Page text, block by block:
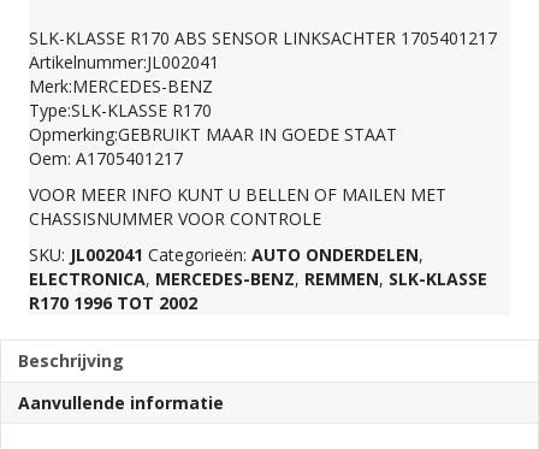
R170
ABS
SENSOR
LINKSACHTER
1705401217
aantal
SLK-KLASSE R170 ABS SENSOR LINKSACHTER 1705401217
Artikelnummer:JL002041
Merk:MERCEDES-BENZ
Type:SLK-KLASSE R170
Opmerking:GEBRUIKT MAAR IN GOEDE STAAT
Oem: A1705401217
VOOR MEER INFO KUNT U BELLEN OF MAILEN MET
CHASSISNUMMER VOOR CONTROLE
SKU: JL002041 Categorieën: AUTO ONDERDELEN,
ELECTRONICA, MERCEDES-BENZ, REMMEN, SLK-KLASSE
R170 1996 TOT 2002
Beschrijving
Aanvullende informatie